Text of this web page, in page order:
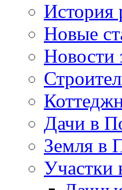
История
Новые
Новости
Дачи в
Земля в
Участки